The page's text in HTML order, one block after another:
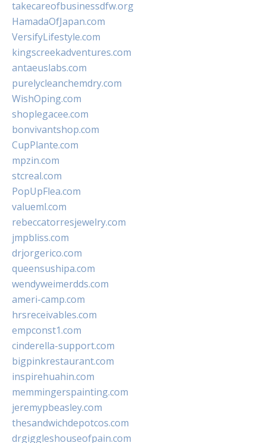
takecareofbusinessdfw.org
HamadaOfJapan.com
VersifyLifestyle.com
kingscreekadventures.com
antaeuslabs.com
purelycleanchemdry.com
WishOping.com
shoplegacee.com
bonvivantshop.com
CupPlante.com
mpzin.com
stcreal.com
PopUpFlea.com
valueml.com
rebeccatorresjewelry.com
jmpbliss.com
drjorgerico.com
queensushipa.com
wendyweimerdds.com
ameri-camp.com
hrsreceivables.com
empconst1.com
cinderella-support.com
bigpinkrestaurant.com
inspirehuahin.com
memmingerspainting.com
jeremypbeasley.com
thesandwichdepotcos.com
drgiggleshouseofpain.com